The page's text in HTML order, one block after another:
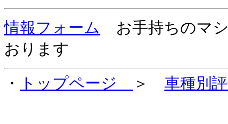
情報フォーム お手持ちのマ
おります
・
トップページ ＞ 車種別